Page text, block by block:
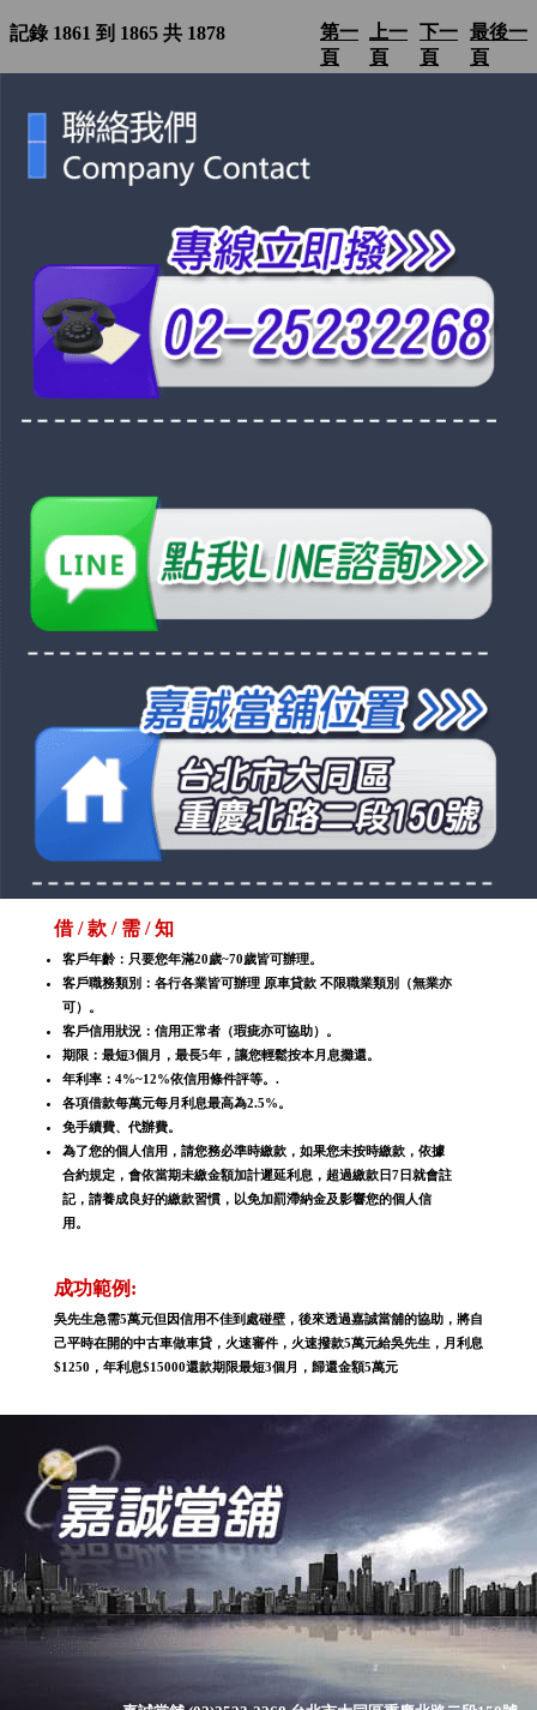
記錄 1861 到 1865 共 1878
第一
頁
上一
頁
下一
頁
最後一
頁
借 / 款 / 需 / 知
客戶年齡：只要您年滿20歲~70歲皆可辦理。
客戶職務類別：各行各業皆可辦理 原車貸款 不限職業類別（無業亦
可）。
客戶信用狀況：信用正常者（瑕疵亦可協助）。
期限：最短3個月，最長5年，讓您輕鬆按本月息攤還。
年利率：4%~12%依信用條件評等。.
各項借款每萬元每月利息最高為2.5%。
免手續費、代辦費。
為了您的個人信用，請您務必準時繳款，如果您未按時繳款，依據
合約規定，會依當期未繳金額加計遲延利息，超過繳款日7日就會註
記，請養成良好的繳款習慣，以免加罰滯納金及影響您的個人信
用。
成功範例:
吳先生急需5萬元但因信用不佳到處碰壁，後來透過嘉誠當舖的協助，將自
己平時在開的中古車做車貸，火速審件，火速撥款5萬元給吳先生，月利息
$1250，年利息$15000還款期限最短3個月，歸還金額5萬元